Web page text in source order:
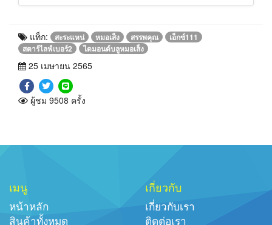
แท็ก: สะระแหน่ หมอเส็ง สรรพคุณ
เอ็กซ์111
สตาร์ไลฟ์เบอร์2
ไดมอนด์บลูหมอเส็ง
25 เมษายน 2565
ผู้ชม 9508 ครั้ง
เมนู
หน้าหลัก
สินค้าทั้งหมด
เกี่ยวกับ
เกี่ยวกับเรา
ติดต่อเรา